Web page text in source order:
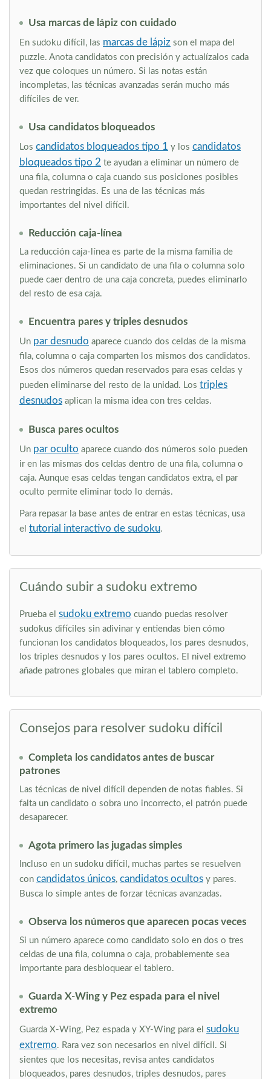
Usa marcas de lápiz con cuidado
En sudoku difícil, las marcas de lápiz son el mapa del
puzzle. Anota candidatos con precisión y actualízalos cada
vez que coloques un número. Si las notas están
incompletas, las técnicas avanzadas serán mucho más
difíciles de ver.
Usa candidatos bloqueados
Los candidatos bloqueados tipo 1 y los candidatos
bloqueados tipo 2 te ayudan a eliminar un número de
una fila, columna o caja cuando sus posiciones posibles
quedan restringidas. Es una de las técnicas más
importantes del nivel difícil.
Reducción caja-línea
La reducción caja-línea es parte de la misma familia de
eliminaciones. Si un candidato de una fila o columna solo
puede caer dentro de una caja concreta, puedes eliminarlo
del resto de esa caja.
Encuentra pares y triples desnudos
Un par desnudo aparece cuando dos celdas de la misma
fila, columna o caja comparten los mismos dos candidatos.
Esos dos números quedan reservados para esas celdas y
pueden eliminarse del resto de la unidad. Los triples
desnudos aplican la misma idea con tres celdas.
Busca pares ocultos
Un par oculto aparece cuando dos números solo pueden
ir en las mismas dos celdas dentro de una fila, columna o
caja. Aunque esas celdas tengan candidatos extra, el par
oculto permite eliminar todo lo demás.
Para repasar la base antes de entrar en estas técnicas, usa
el tutorial interactivo de sudoku.
Cuándo subir a sudoku extremo
Prueba el sudoku extremo cuando puedas resolver
sudokus difíciles sin adivinar y entiendas bien cómo
funcionan los candidatos bloqueados, los pares desnudos,
los triples desnudos y los pares ocultos. El nivel extremo
añade patrones globales que miran el tablero completo.
Consejos para resolver sudoku difícil
Completa los candidatos antes de buscar
patrones
Las técnicas de nivel difícil dependen de notas fiables. Si
falta un candidato o sobra uno incorrecto, el patrón puede
desaparecer.
Agota primero las jugadas simples
Incluso en un sudoku difícil, muchas partes se resuelven
con candidatos únicos, candidatos ocultos y pares.
Busca lo simple antes de forzar técnicas avanzadas.
Observa los números que aparecen pocas veces
Si un número aparece como candidato solo en dos o tres
celdas de una fila, columna o caja, probablemente sea
importante para desbloquear el tablero.
Guarda X-Wing y Pez espada para el nivel
extremo
Guarda X-Wing, Pez espada y XY-Wing para el sudoku
extremo. Rara vez son necesarios en nivel difícil. Si
sientes que los necesitas, revisa antes candidatos
bloqueados, pares desnudos, triples desnudos, pares